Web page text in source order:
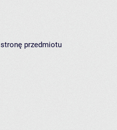
stronę przedmiotu